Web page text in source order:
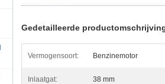
Gedetailleerde
Vermogensoort: Benzinemotor
Inlaatgat: 38 mm